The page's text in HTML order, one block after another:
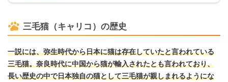
三毛猫（キャリコ）の歴史
一説には、弥生時代から日本に猫は存在していたと言われている
三毛猫。奈良時代に中国から猫が輸入されたとも言われており、
長い歴史の中で日本独自の猫として三毛猫が親しまれるようにな